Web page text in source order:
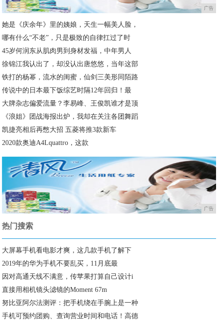
广告
她是《庆余年》里的姨娘，天生一幅美人脸，
哪有什么“不老”，只是极致的自律扛过了时
45岁何润东从肌肉男到身材发福，中年男人
徐锦江我认出了，却没认出唐悠悠，当年这部
铁打的杨幂，流水的闺蜜，仙剑三美形同陌路
传说中的日本最下饭综艺时隔12年回归！最
大牌杂志偏爱流量？李易峰、王俊凯谁才是顶
《浪姐》团战海报出炉，我却在关注各团舞蹈
凯捷亮相后再憋大招 五菱将推3款新车
2020款奥迪A4Lquattro，这款
广告
热门搜索
大屏幕手机看电影才爽，这几款手机了解下
2019年的华为手机不要乱买，11月底最
因对高通天线不满意，传苹果打算自己设计i
直接用相机镜头滤镜的Moment 67m
努比亚阿尔法测评：把手机绕在手腕上是一种
手机可预约团购、查询营业时间和电话！高德